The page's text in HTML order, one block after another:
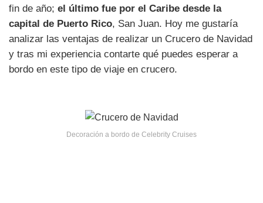
fin de año; el último fue por el Caribe desde la
capital de Puerto Rico, San Juan. Hoy me gustaría
analizar las ventajas de realizar un Crucero de Navidad
y tras mi experiencia contarte qué puedes esperar a
bordo en este tipo de viaje en crucero.
Decoración a bordo de Celebrity Cruises